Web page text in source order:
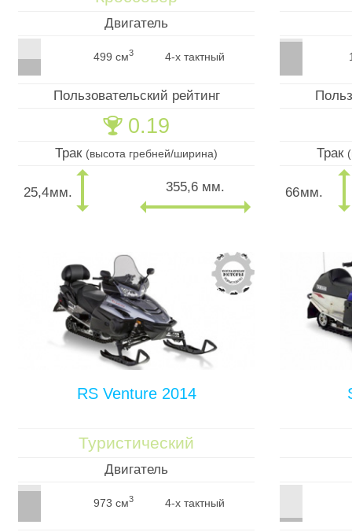
Двигатель
499 см3 4-х тактный
Пользовательский рейтинг
🏆 0.19
Трак (высота гребней/ширина)
25,4мм. 355,6 мм.
Трак
66мм.
RS Venture 2014
Туристический
Двигатель
973 см3 4-х тактный